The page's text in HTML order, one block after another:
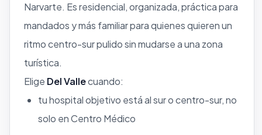
Narvarte. Es residencial, organizada, práctica para
mandados y más familiar para quienes quieren un
ritmo centro-sur pulido sin mudarse a una zona
turística.
Elige Del Vallecuando:
tu hospital objetivo está al sur o centro-sur, no
solo en Centro Médico